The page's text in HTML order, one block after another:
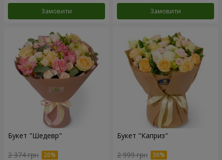
Замовити Замовити
Букет "Шедевр"
2 374 грн
Букет "Каприз"
2 999 грн